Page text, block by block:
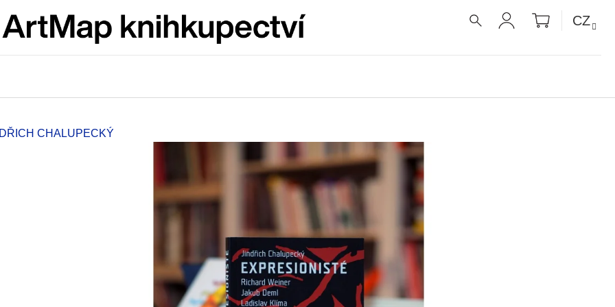
PŘIHLÁŠENÍ
NÁKUPNÍ
KOŠÍK
CZ
CHALUPECKÝ
VÝVAR
NEJEN ROMSKÉ RECEPTY PRO